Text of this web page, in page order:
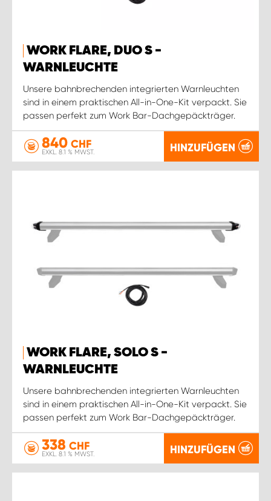
WORK FLARE, DUO S -
WARNLEUCHTE
Unsere bahnbrechenden integrierten Warnleuchten
sind in einem praktischen All-in-One-Kit verpackt. Sie
passen perfekt zum Work Bar-Dachgepäckträger.
840 CHF
EXKL. 8.1 % MWST. HINZUFÜGEN
WORK FLARE, SOLO S -
WARNLEUCHTE
Unsere bahnbrechenden integrierten Warnleuchten
sind in einem praktischen All-in-One-Kit verpackt. Sie
passen perfekt zum Work Bar-Dachgepäckträger.
338 CHF
EXKL. 8.1 % MWST. HINZUFÜGEN